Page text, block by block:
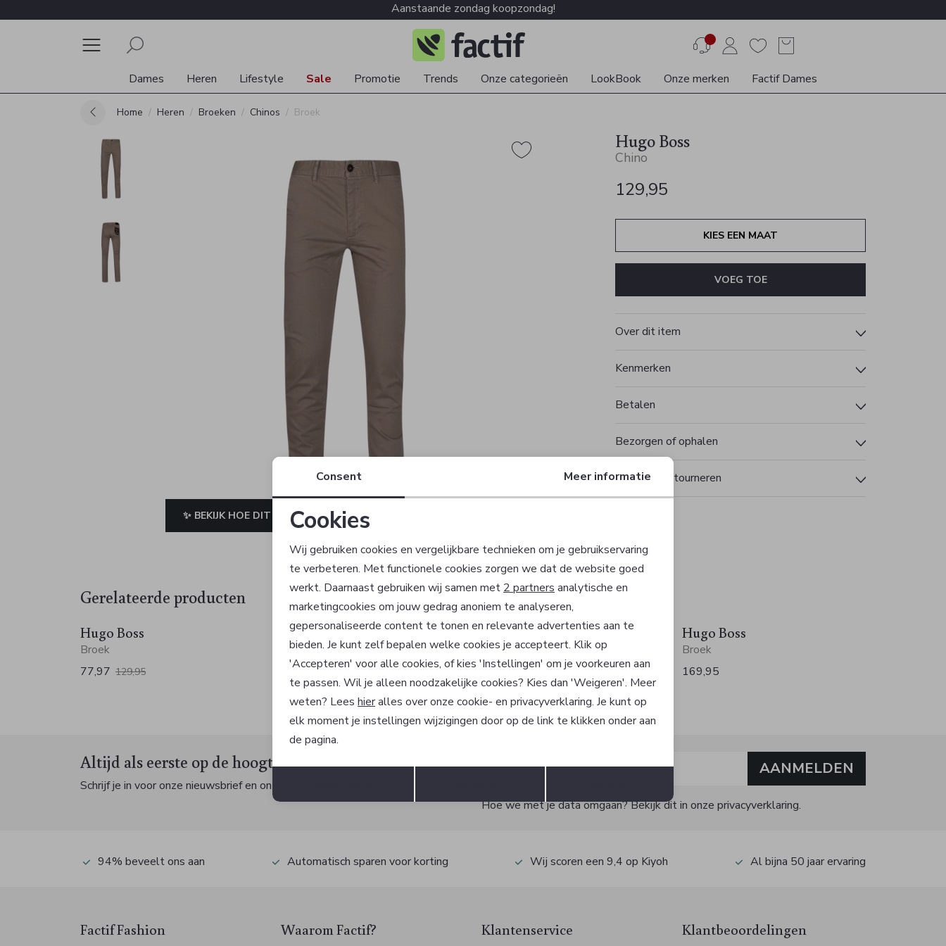
Aanstaande zondag koopzondag!
Dames Heren Lifestyle Sale Promotie Trends Onze categorieën LookBook Onze merken Factif Dames
Home Heren Broeken Chinos Broek
✨ BEKIJK HOE DIT JE STAAT
Hugo Boss
Chino
129,95
KIES EEN MAAT
VOEG TOE
Over dit item
Kenmerken
Betalen
Bezorgen of ophalen
Ruilen en retourneren
Gerelateerde productenSale
Hugo Boss
Broek
77,97 129,95
Sale
Hugo Boss
Broek
77,97 129,95
Hugo Boss
Broek
149,95
Hugo Boss
Broek
169,95
Altijd als eerste op de hoogte zijn?
Schrijf je in voor onze nieuwsbrief en ontvang dan ook gelijk €5,- korting!
AANMELDEN
Hoe we met je data omgaan? Bekijk dit in onze privacyverklaring.
94% beveelt ons aan Automatisch sparen voor korting Wij scoren een 9,4 op Kiyoh Al bijna 50 jaar ervaring
Factif Fashion Waarom Factif? Klantenservice Klantbeoordelingen
Analytische cookies Marketing cookies
Terug Opslaan
Consent Meer informatie
Cookies
Wij gebruiken cookies en vergelijkbare technieken om je gebruikservaring
te verbeteren. Met functionele cookies zorgen we dat de website goed
werkt. Daarnaast gebruiken wij samen met 2 partners analytische en
marketingcookies om jouw gedrag anoniem te analyseren,
gepersonaliseerde content te tonen en relevante advertenties aan te
bieden. Je kunt zelf bepalen welke cookies je accepteert. Klik op
'Accepteren' voor alle cookies, of kies 'Instellingen' om je voorkeuren aan
te passen. Wil je alleen noodzakelijke cookies? Kies dan 'Weigeren'. Meer
weten? Lees hieralles over onze cookie- en privacyverklaring. Je kunt op
elk moment je instellingen wijzigingen door op de link te klikken onder aan
de pagina.